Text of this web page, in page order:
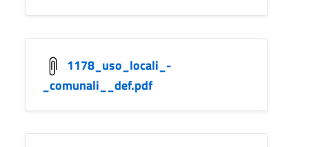
1178_uso_locali_-
_comunali__def.pdf